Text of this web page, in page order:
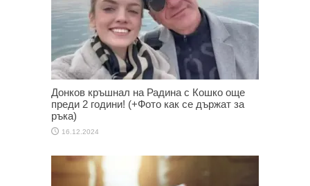
Донков кръшнал на Радина с Кошко още
преди 2 години! (+Фото как се държат за
ръка)
16.12.2024